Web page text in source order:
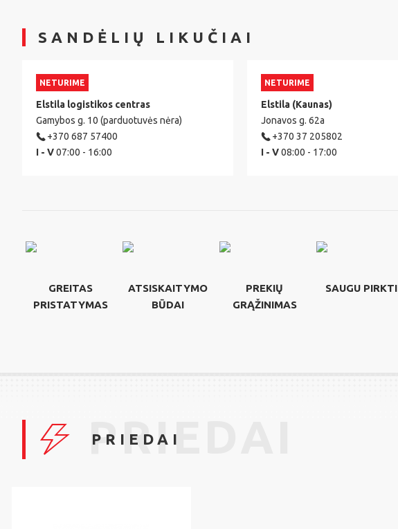
SANDĖLIŲ LIKUČIAI
NETURIME
Elstila logistikos centras
Gamybos g. 10 (parduotuvės nėra)
+370 687 57400
I - V07:00 - 16:00
NETURIME
Elstila (Kaunas)
Jonavos g. 62a
+370 37 205802
I - V08:00 - 17:00
GREITAS
PRISTATYMAS
ATSISKAITYMO
BŪDAI
PREKIŲ
GRĄŽINIMAS
SAUGU PIRKTI
PRIEDAI
PRIEDAI